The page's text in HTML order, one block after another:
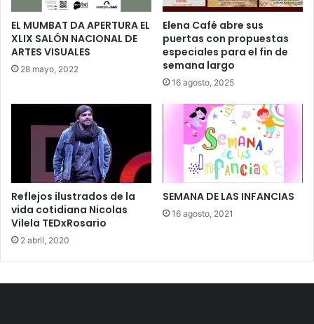
EL MUMBAT DA APERTURA EL
XLIX SALÓN NACIONAL DE
ARTES VISUALES
28 mayo, 2022
Elena Café abre sus
puertas con propuestas
especiales para el fin de
semana largo
16 agosto, 2025
Reflejos ilustrados de la
vida cotidiana Nicolas
Vilela TEDxRosario
2 abril, 2020
SEMANA DE LAS INFANCIAS
16 agosto, 2021